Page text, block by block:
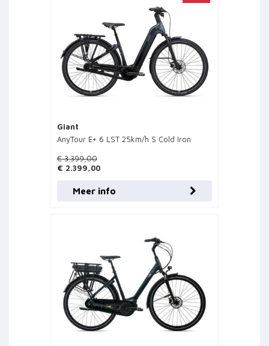
Giant
AnyTour E+ 6 LST 25km/h S Cold Iron
€ 3.399,00
€ 2.399,00
Meer info